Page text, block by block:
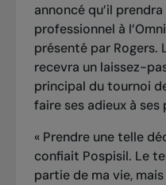
annoncé qu’il
professionnel à
présenté par Rogers.
recevra un laissez-
principal du tournoi
faire ses adieux à ses
« Prendre une telle
confiait Pospisil. Le
partie de ma vie,